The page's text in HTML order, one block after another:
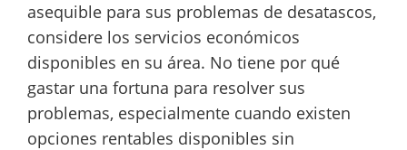
asequible para sus problemas de desatascos,
considere los servicios económicos
disponibles en su área. No tiene por qué
gastar una fortuna para resolver sus
problemas, especialmente cuando existen
opciones rentables disponibles sin